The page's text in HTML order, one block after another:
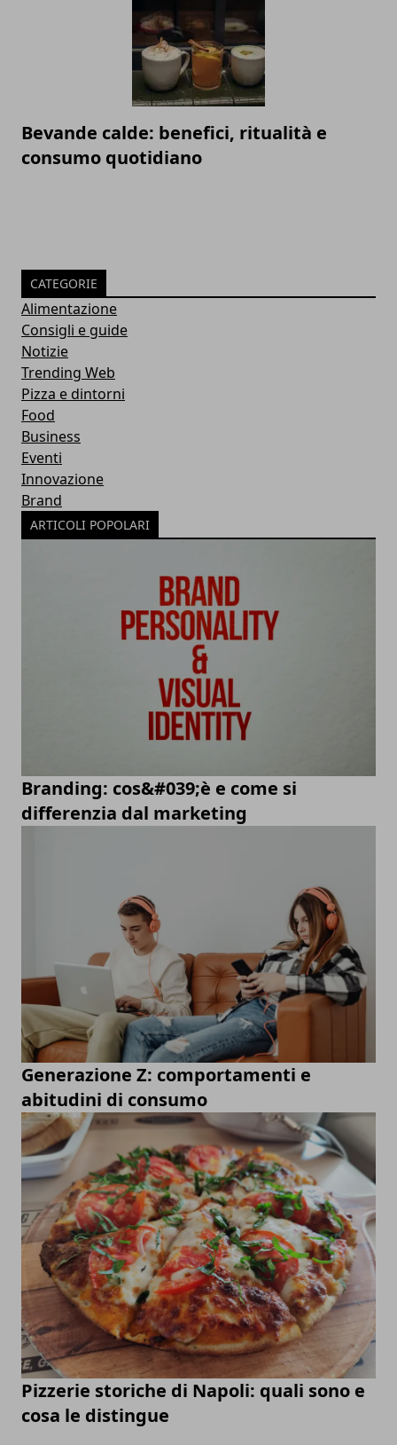
Bevande calde: benefici, ritualità e
consumo quotidiano
CATEGORIE
Alimentazione
Consigli e guide
Notizie
Trending Web
Pizza e dintorni
Food
Business
Eventi
Innovazione
Brand
ARTICOLI POPOLARI
Branding: cos&#039;è e come si
differenzia dal marketing
Generazione Z: comportamenti e
abitudini di consumo
Pizzerie storiche di Napoli: quali sono e
cosa le distingue